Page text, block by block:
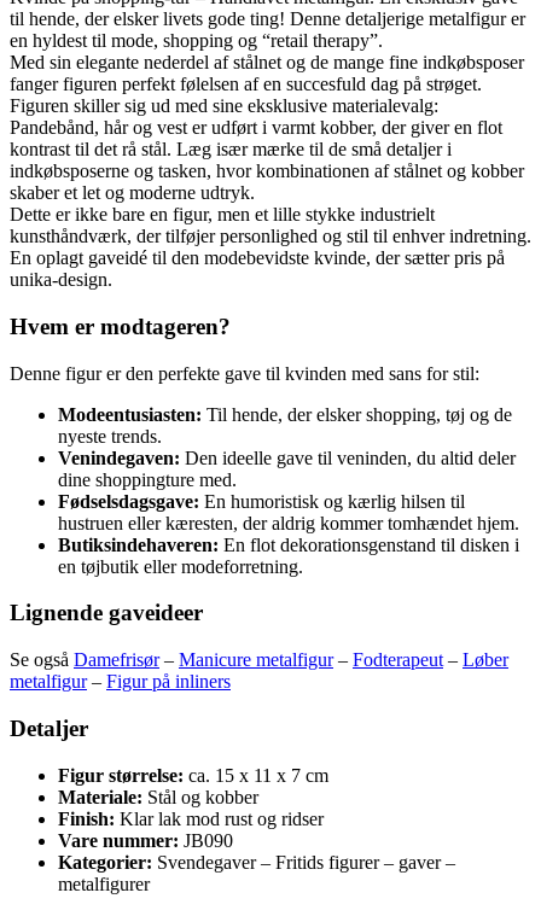
til hende, der elsker livets gode ting! Denne detaljerige metalfigur er
en hyldest til mode, shopping og “retail therapy”.
Med sin elegante nederdel af stålnet og de mange fine indkøbsposer
fanger figuren perfekt følelsen af en succesfuld dag på strøget.
Figuren skiller sig ud med sine eksklusive materialevalg:
Pandebånd, hår og vest er udført i varmt kobber, der giver en flot
kontrast til det rå stål. Læg især mærke til de små detaljer i
indkøbsposerne og tasken, hvor kombinationen af stålnet og kobber
skaber et let og moderne udtryk.
Dette er ikke bare en figur, men et lille stykke industrielt
kunsthåndværk, der tilføjer personlighed og stil til enhver indretning.
En oplagt gaveidé til den modebevidste kvinde, der sætter pris på
unika-design.
Hvem er modtageren?
Denne figur er den perfekte gave til kvinden med sans for stil:
Modeentusiasten: Til hende, der elsker shopping, tøj og de
nyeste trends.
Venindegaven: Den ideelle gave til veninden, du altid deler
dine shoppingture med.
Fødselsdagsgave: En humoristisk og kærlig hilsen til
hustruen eller kæresten, der aldrig kommer tomhændet hjem.
Butiksindehaveren: En flot dekorationsgenstand til disken i
en tøjbutik eller modeforretning.
Lignende gaveideer
Se også Damefrisør– Manicure metalfigur– Fodterapeut – Løber
metalfigur– Figur på inliners
Detaljer
Figur størrelse: ca. 15 x 11 x 7 cm
Materiale: Stål og kobber
Finish: Klar lak mod rust og ridser
Vare nummer: JB090
Kategorier: Svendegaver – Fritids figurer – gaver –
metalfigurer